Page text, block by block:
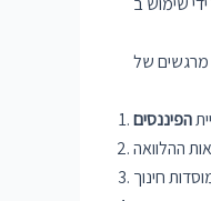
הפיננסים